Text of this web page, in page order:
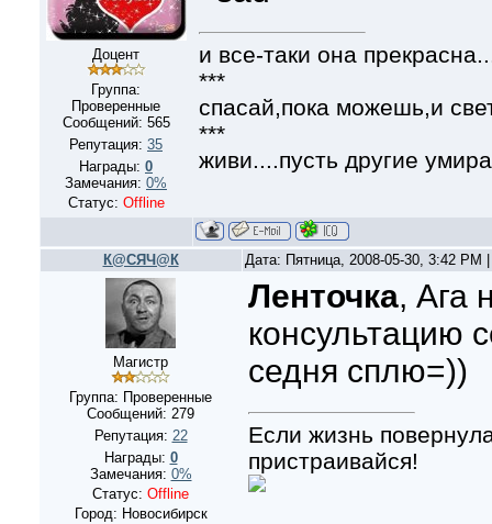
Доцент
Группа:
Проверенные
Сообщений: 565
Репутация: 35
Награды: 0
Замечания: 0%
Статус: Offline
и все-таки она
***
спасай,пока можешь,и
***
живи....пусть другие
К@СЯЧ@К Дата: Пятница, 2008-05-30, 3:42
Магистр
Группа: Проверенные
Сообщений: 279
Репутация: 22
Награды: 0
Замечания: 0%
Статус: Offline
Город: Новосибирск
Ленточка, Ага
консультацию
седня сплю=))
Если жизнь
пристраивайся!